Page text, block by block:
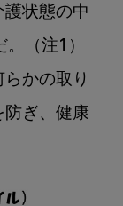
状態の中
（注1）
かの取り
防ぎ、健康